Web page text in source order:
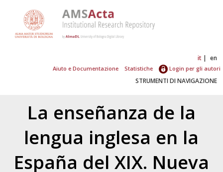
it en
Aiuto e Documentazione Statistiche Login per gli autori
STRUMENTI DI NAVIGAZIONE
La enseñanza de la
lengua inglesa en la
España del XIX. Nueva